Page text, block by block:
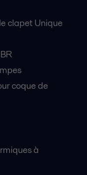
clapet Unique
coque de
à